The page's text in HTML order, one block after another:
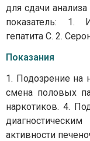
для сдачи
показатель: 1.
гепатита С. 2.
Показания
1. Подозрение на
смена половых
наркотиков. 4.
активности